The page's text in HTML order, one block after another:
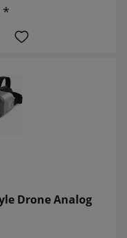
*
Drone Analog